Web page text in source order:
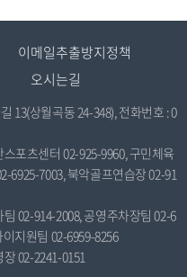
이메일추출방지정책
오시는길
13(상월곡동 24-348), 전화번호 : 0
포츠센터 02-925-9960, 구민체육
6925-7003, 북악골프연습장 02-91
02-914-2008, 공영주차장팀 02-6
지원팀 02-6959-8256
02-2241-0151